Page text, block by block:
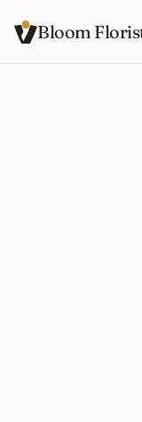
Bloom